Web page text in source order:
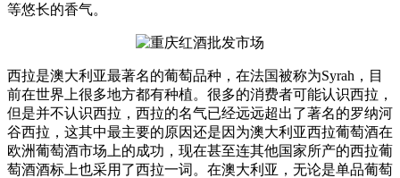
等悠长的香气。
西拉是澳大利亚最著名的葡萄品种，在法国被称为Syrah，目
前在世界上很多地方都有种植。很多的消费者可能认识西拉，
但是并不认识西拉，西拉的名气已经远远超出了著名的罗纳河
谷西拉，这其中最主要的原因还是因为澳大利亚西拉葡萄酒在
欧洲葡萄酒市场上的成功，现在甚至连其他国家所产的西拉葡
萄酒酒标上也采用了西拉一词。在澳大利亚，无论是单品葡萄